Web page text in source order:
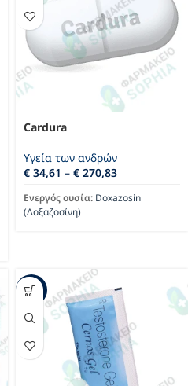
Cardura
Υγεία των ανδρών
€ 34,61 – € 270,83
Ενεργός ουσία: Doxazosin
(Δοξαζοσίνη)
-17%